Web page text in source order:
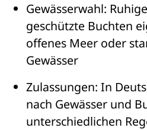
Gewässerwahl:
geschützte Buchten
offenes Meer oder
Gewässer
Zulassungen: In
nach Gewässer und
unterschiedlichen